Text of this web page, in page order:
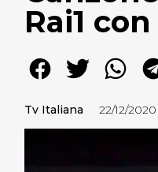
Rai1
Tv Italiana 22/12/2020